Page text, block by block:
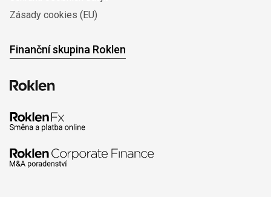
Zásady cookies (EU)
Finanční skupina Roklen